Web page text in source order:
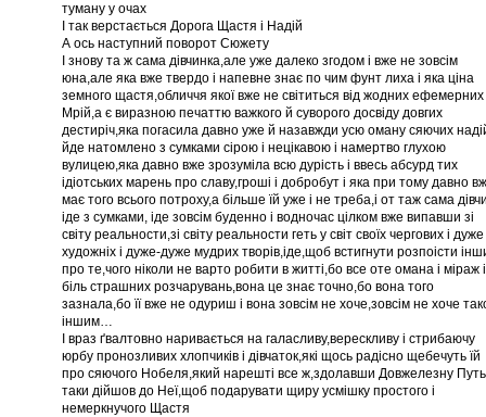
туману у очах
І так верстається Дорога Щастя і Надій
А ось наступний поворот Сюжету
І знову та ж сама дівчинка,але уже далеко згодом і вже не зовсім
юна,але яка вже твердо і напевне знає по чим фунт лиха і яка ціна
земного щастя,обличчя якої вже не світиться від жодних ефемерних
Мрій,а є виразною печаттю важкого й суворого досвіду довгих
дестиріч,яка погасила давно уже й назавжди усю оману сяючих
йде натомлено з сумками сірою і нецікавою і намертво глухою
вулицею,яка давно вже зрозуміла всю дурість і ввесь абсурд тих
ідіотських марень про славу,гроші і добробут і яка при тому давно
має того всього потроху,а більше їй уже і не треба,і от таж сама
іде з сумками, іде зовсім буденно і водночас цілком вже випавши зі
світу реальности,зі світу реальности геть у світ своїх чергових і дуже
художніх і дуже-дуже мудрих творів,іде,щоб встигнути розпоісти
про те,чого ніколи не варто робити в житті,бо все оте омана і міраж і
біль страшних розчарувань,вона це знає точно,бо вона того
зазнала,бо її вже не одуриш і вона зовсім не хоче,зовсім не хоче
іншим…
І враз ґвалтовно наривається на галасливу,верескливу і стрибаючу
юрбу пронозливих хлопчиків і дівчаток,які щось радісно щебечуть їй
про сяючого Нобеля,який нарешті все ж,здолавши Довжелезну
таки дійшов до Неї,щоб подарувати щиру усмішку простого і
немеркнучого Щастя